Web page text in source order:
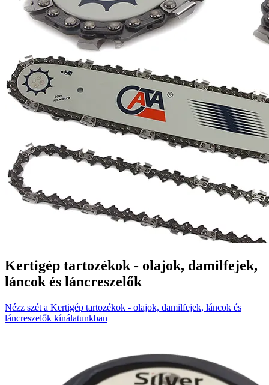
Kertigép tartozékok - olajok, damilfejek,
láncok és láncreszelők
Nézz szét a Kertigép tartozékok - olajok, damilfejek, láncok és
láncreszelők kínálatunkban